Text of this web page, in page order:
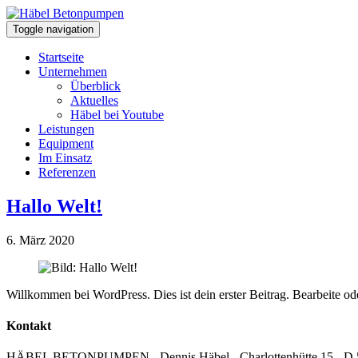
Toggle navigation
Startseite
Unternehmen
Überblick
Aktuelles
Häbel bei Youtube
Leistungen
Equipment
Im Einsatz
Referenzen
Hallo Welt!
6. März 2020
Willkommen bei WordPress. Dies ist dein erster Beitrag. Bearbeite
Kontakt